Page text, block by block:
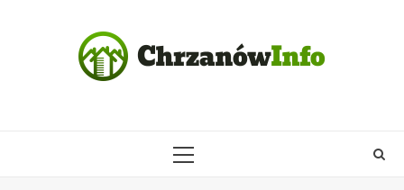
PRIMARY